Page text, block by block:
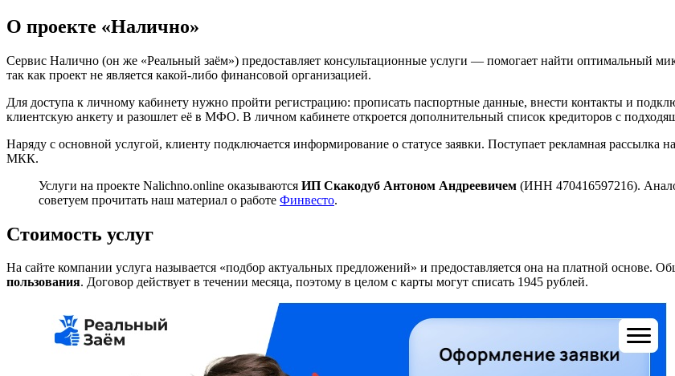
О проекте «Налично»
Сервис Налично (он же «Реальный заём») предоставляет консультационные услуги — помогает найти оптимальный
так как проект не является какой-либо финансовой организацией.
Для доступа к личному кабинету нужно пройти регистрацию: прописать паспортные данные, внести контакты и
клиентскую анкету и разошлет её в МФО. В личном кабинете откроется дополнительный список кредиторов с
Наряду с основной услугой, клиенту подключается информирование о статусе заявки. Поступает рекламная
МКК.
Услуги на проекте Nalichno.online оказываются ИП Скакодуб Антоном Андреевичем (ИНН 470416597216).
советуем прочитать наш материал о работе Финвесто.
Стоимость услуг
На сайте компании услуга называется «подбор актуальных предложений» и предоставляется она на платной основе.
пользования. Договор действует в течении месяца, поэтому в целом с карты могут списать 1945 рублей.